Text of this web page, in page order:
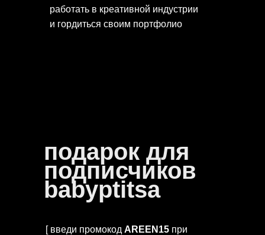
работать в креативной индустрии
и гордиться своим портфолио
подарок для
подписчиков
babyptitsa
[ введи промокод AREEN15 при